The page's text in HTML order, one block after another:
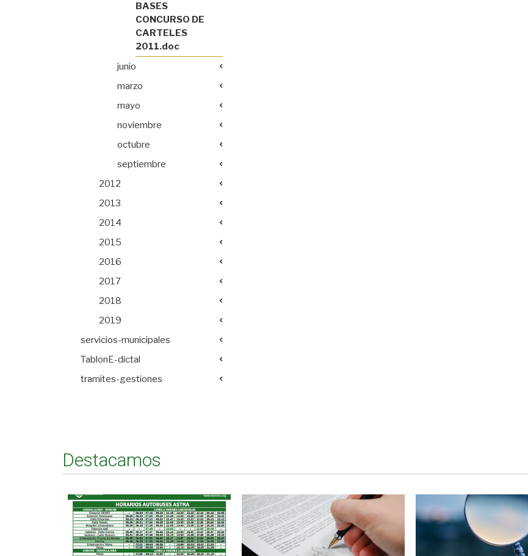
BASES
CONCURSO DE
CARTELES
2011.doc
junio
marzo
mayo
noviembre
octubre
septiembre
2012
2013
2014
2015
2016
2017
2018
2019
servicios-municipales
TablonE-dictal
tramites-gestiones
Destacamos